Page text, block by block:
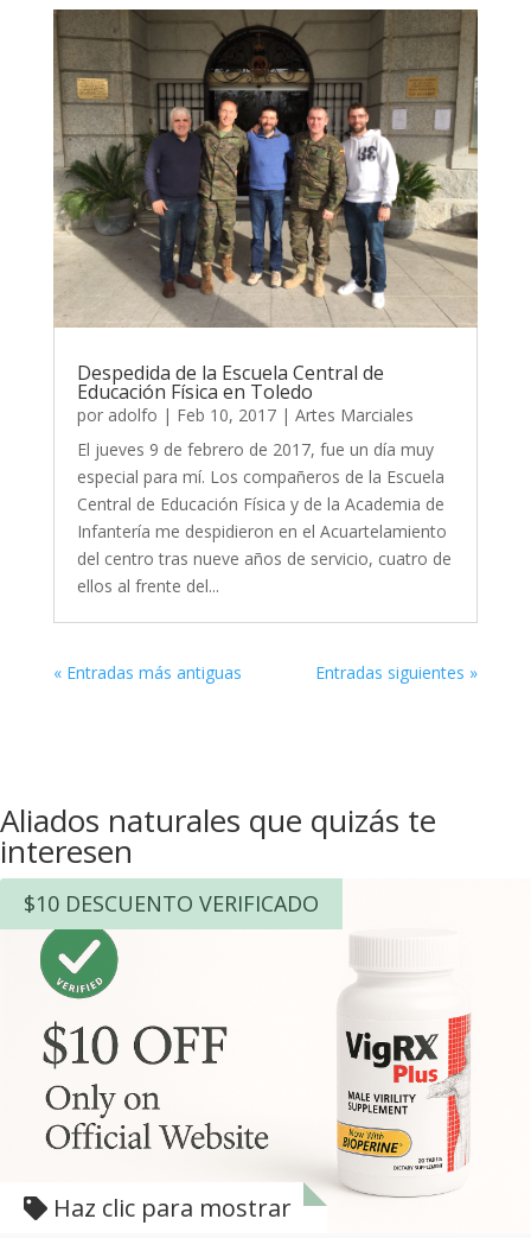
Despedida de la Escuela Central de
Educación Física en Toledo
por adolfo | Feb 10, 2017| Artes Marciales
El jueves 9 de febrero de 2017, fue un día muy
especial para mí. Los compañeros de la Escuela
Central de Educación Física y de la Academia de
Infantería me despidieron en el Acuartelamiento
del centro tras nueve años de servicio, cuatro de
ellos al frente del...
« Entradas más antiguas Entradas siguientes »
Aliados naturales que quizás te
interesen
$10 DESCUENTO VERIFICADO
Haz clic para mostrar